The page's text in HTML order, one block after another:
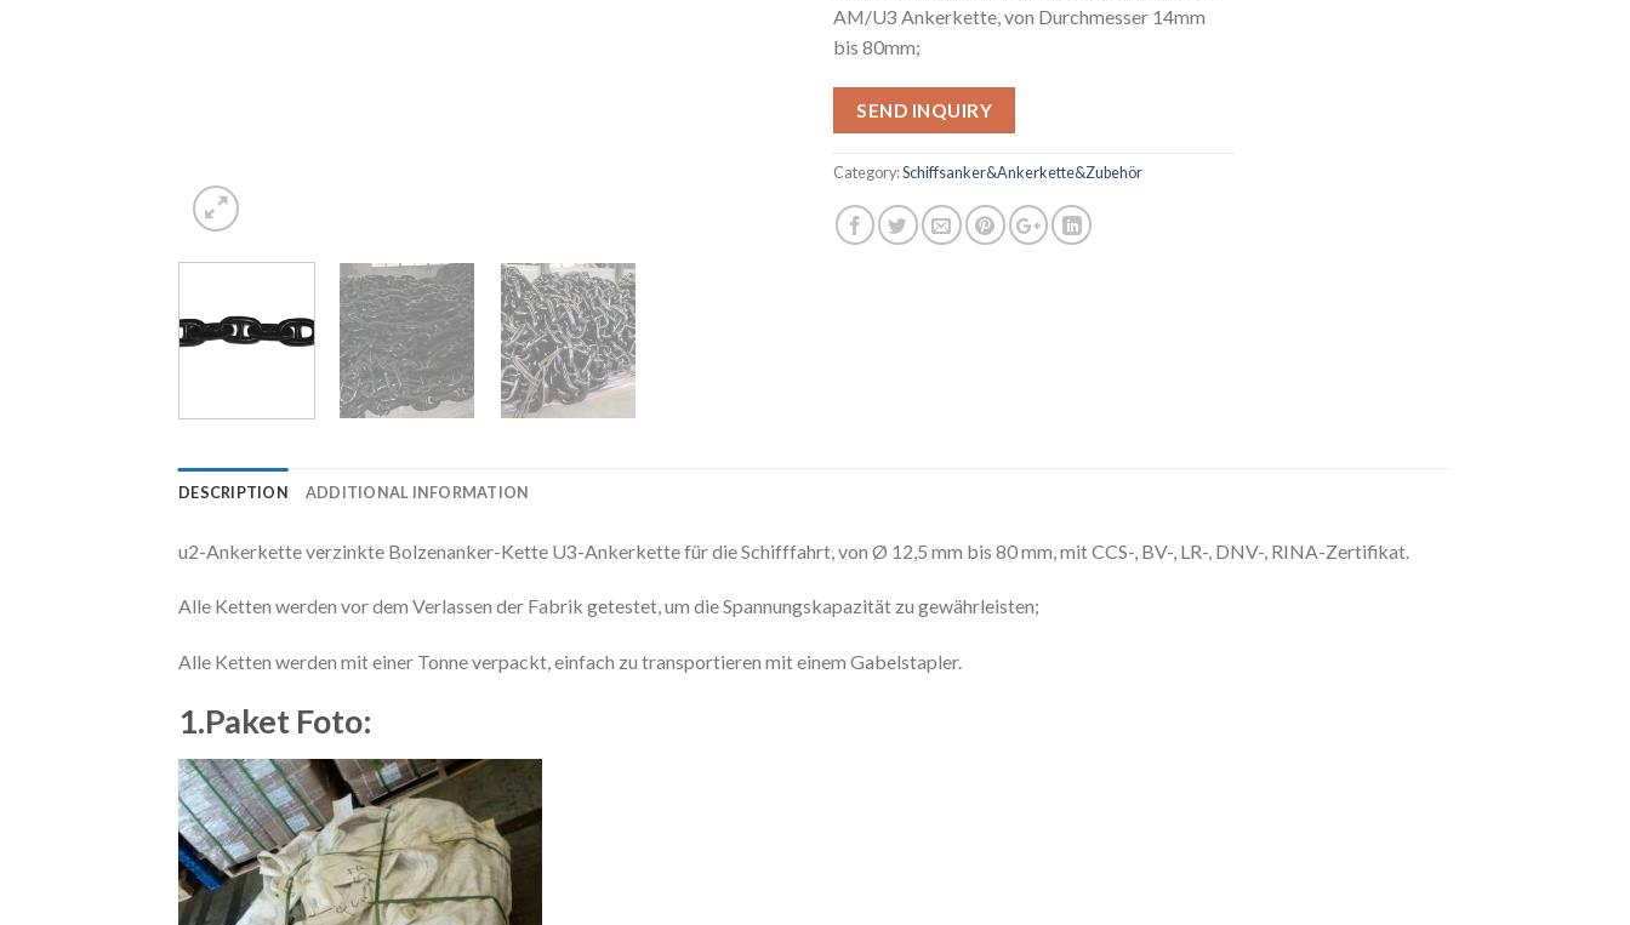
AM/U3 Ankerkette, von Durchmesser 14mm
bis 80mm;
SEND INQUIRY
Category:Schiffsanker&Ankerkette&Zubehör
DESCRIPTION ADDITIONAL INFORMATION
u2-Ankerkette verzinkte Bolzenanker-Kette U3-Ankerkette für die Schifffahrt, von Ø 12,5 mm bis 80 mm, mit CCS-, BV-, LR-, DNV-, RINA-Zertifikat.
Alle Ketten werden vor dem Verlassen der Fabrik getestet, um die Spannungskapazität zu gewährleisten;
Alle Ketten werden mit einer Tonne verpackt, einfach zu transportieren mit einem Gabelstapler.
1.Paket Foto: